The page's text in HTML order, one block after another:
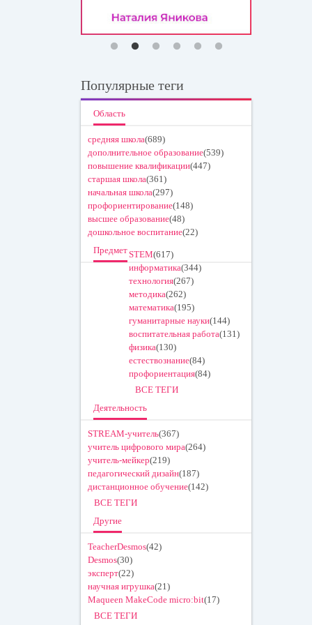
Популярные теги
Область
средняя школа(689)
дополнительное образование(539)
повышение квалификации(447)
старшая школа(361)
начальная школа(297)
профориентирование(148)
высшее образование(48)
дошкольное воспитание(22)
ПредметSTEM(617)
информатика(344)
технология(267)
методика(262)
математика(195)
гуманитарные науки(144)
воспитательная работа(131)
физика(130)
естествознание(84)
профориентация(84)
ВСЕ ТЕГИ
Деятельность
STREAM-учитель(367)
учитель цифрового мира(264)
учитель-мейкер(219)
педагогический дизайн(187)
дистанционное обучение(142)
ВСЕ ТЕГИ
Другие
TeacherDesmos(42)
Desmos(30)
эксперт(22)
научная игрушка(21)
Maqueen MakeCode micro:bit(17)
ВСЕ ТЕГИ